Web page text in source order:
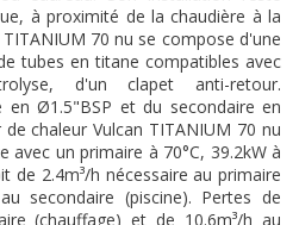
à proximité de la chaudière à la
70 nu se compose d'une
tubes en titane compatibles avec
d'un clapet anti-retour.
en Ø1.5"BSP et du secondaire en
chaleur Vulcan TITANIUM 70 nu
avec un primaire à 70°C, 39.2kW à
de 2.4m³/h nécessaire au primaire
secondaire (piscine). Pertes de
(chauffage) et de 10.6m³/h au